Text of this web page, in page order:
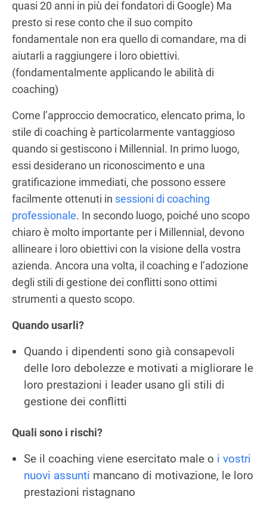
quasi 20 anni in più dei fondatori di Google) Ma
presto si rese conto che il suo compito
fondamentale non era quello di comandare, ma di
aiutarli a raggiungere i loro obiettivi.
(fondamentalmente applicando le abilità di
coaching)
Come l’approccio democratico, elencato prima, lo
stile di coaching è particolarmente vantaggioso
quando si gestiscono i Millennial. In primo luogo,
essi desiderano un riconoscimento e una
gratificazione immediati, che possono essere
facilmente ottenuti in sessioni di coaching
professionale. In secondo luogo, poiché uno scopo
chiaro è molto importante per i Millennial, devono
allineare i loro obiettivi con la visione della vostra
azienda. Ancora una volta, il coaching e l’adozione
degli stili di gestione dei conflitti sono ottimi
strumenti a questo scopo.
Quando usarli?
Quando i dipendenti sono già consapevoli
delle loro debolezze e motivati a migliorare le
loro prestazioni i leader usano gli stili di
gestione dei conflitti
Quali sono i rischi?
Se il coaching viene esercitato male o i vostri
nuovi assunti mancano di motivazione, le loro
prestazioni ristagnano